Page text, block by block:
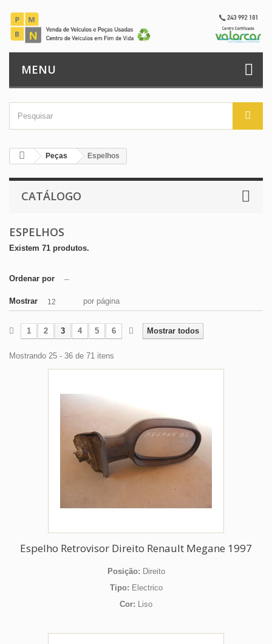
MENU
Peças Espelhos
CATÁLOGO
ESPELHOS
Existem 71 produtos.
Ordenar por --
Mostrar 12 por página
Mostrar todos
1 2 3 4 5 6
Mostrando 25 - 36 de 71 itens
Espelho Retrovisor Direito Renault Megane 1997
Posição: Direito
Tipo: Electrico
Cor: Liso